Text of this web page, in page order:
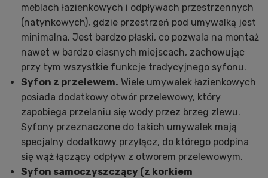
meblach łazienkowych i odpływach przestrzennych
(natynkowych), gdzie przestrzeń pod umywalką jest
minimalna. Jest bardzo płaski, co pozwala na montaż
nawet w bardzo ciasnych miejscach, zachowując
przy tym wszystkie funkcje tradycyjnego syfonu.
Syfon z przelewem. Wiele umywalek łazienkowych
posiada dodatkowy otwór przelewowy, który
zapobiega przelaniu się wody przez brzeg zlewu.
Syfony przeznaczone do takich umywalek mają
specjalny dodatkowy przyłącz, do którego podpina
się wąż łączący odpływ z otworem przelewowym.
Syfon samoczyszczący (z korkiem